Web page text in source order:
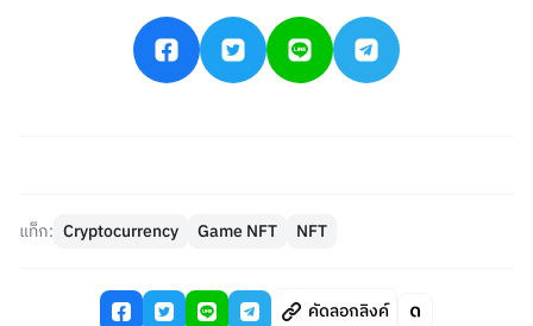
แท็ก: Cryptocurrency Game NFT NFT
คัดลอกลิงค์